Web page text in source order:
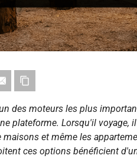
des moteurs les plus
plateforme. Lorsqu'il voyage,
et même les
ces options bénéficient